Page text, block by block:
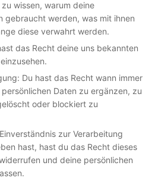
wissen, warum deine
gebraucht werden, was mit ihnen
diese verwahrt werden.
das Recht deine uns bekannten
Du hast das Recht wann immer
Daten zu ergänzen, zu
oder blockiert zu
zur Verarbeitung
hast, hast du das Recht dieses
und deine persönlichen